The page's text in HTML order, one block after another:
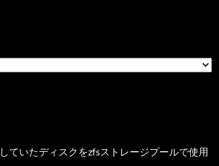
ていたディスクをzfsストレージプールで使用